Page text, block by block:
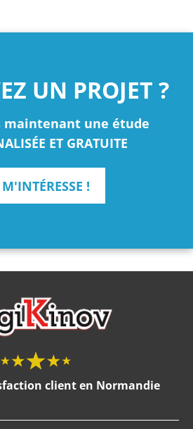
UN PROJET ?
maintenant une étude
ET GRATUITE
!
client en Normandie